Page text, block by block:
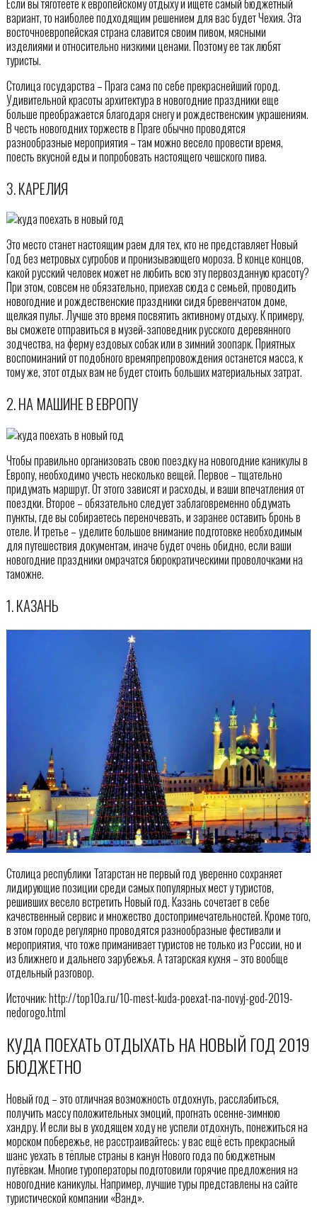
вариант, то наиболее подходящим решением для вас будет Чехия. Эта
восточноевропейская страна славится своим пивом, мясными
изделиями и относительно низкими ценами. Поэтому ее так любят
туристы.
Столица государства – Прага сама по себе прекраснейший город.
Удивительной красоты архитектура в новогодние праздники еще
больше преображается благодаря снегу и рождественским украшениям.
В честь новогодних торжеств в Праге обычно проводятся
разнообразные мероприятия – там можно весело провести время,
поесть вкусной еды и попробовать настоящего чешского пива.
3. КАРЕЛИЯ
Это место станет настоящим раем для тех, кто не представляет Новый
Год без метровых сугробов и пронизывающего мороза. В конце концов,
какой русский человек может не любить всю эту первозданную красоту?
При этом, совсем не обязательно, приехав сюда с семьей, проводить
новогодние и рождественские праздники сидя бревенчатом доме,
щелкая пульт. Лучше это время посвятить активному отдыху. К примеру,
вы сможете отправиться в музей-заповедник русского деревянного
зодчества, на ферму ездовых собак или в зимний зоопарк. Приятных
воспоминаний от подобного времяпрепровождения останется масса, к
тому же, этот отдых вам не будет стоить больших материальных затрат.
2. НА МАШИНЕ В ЕВРОПУ
Чтобы правильно организовать свою поездку на новогодние каникулы в
Европу, необходимо учесть несколько вещей. Первое – тщательно
придумать маршрут. От этого зависят и расходы, и ваши впечатления от
поездки. Второе – обязательно следует заблаговременно обдумать
пункты, где вы собираетесь переночевать, и заранее оставить бронь в
отеле. И третье – уделите большое внимание подготовке необходимым
для путешествия документам, иначе будет очень обидно, если ваши
новогодние праздники омрачатся бюрократическими проволочками на
таможне.
1. КАЗАНЬ
Столица республики Татарстан не первый год уверенно сохраняет
лидирующие позиции среди самых популярных мест у туристов,
решивших весело встретить Новый год. Казань сочетает в себе
качественный сервис и множество достопримечательностей. Кроме того,
в этом городе регулярно проводятся разнообразные фестивали и
мероприятия, что тоже приманивает туристов не только из России, но и
из ближнего и дальнего зарубежья. А татарская кухня – это вообще
отдельный разговор.
Источник: http://top10a.ru/10-mest-kuda-poexat-na-novyj-god-2019-
nedorogo.html
КУДА ПОЕХАТЬ ОТДЫХАТЬ НА НОВЫЙ ГОД 2019
БЮДЖЕТНО
Новый год – это отличная возможность отдохнуть, расслабиться,
получить массу положительных эмоций, прогнать осенне-зимнюю
хандру. И если вы в уходящем ходу не успели отдохнуть, понежиться на
морском побережье, не расстраивайтесь: у вас ещё есть прекрасный
шанс уехать в тёплые страны в канун Нового года по бюджетным
путёвкам. Многие туроператоры подготовили горячие предложения на
новогодние каникулы. Например, лучшие туры представлены на сайте
туристической компании «Ванд».